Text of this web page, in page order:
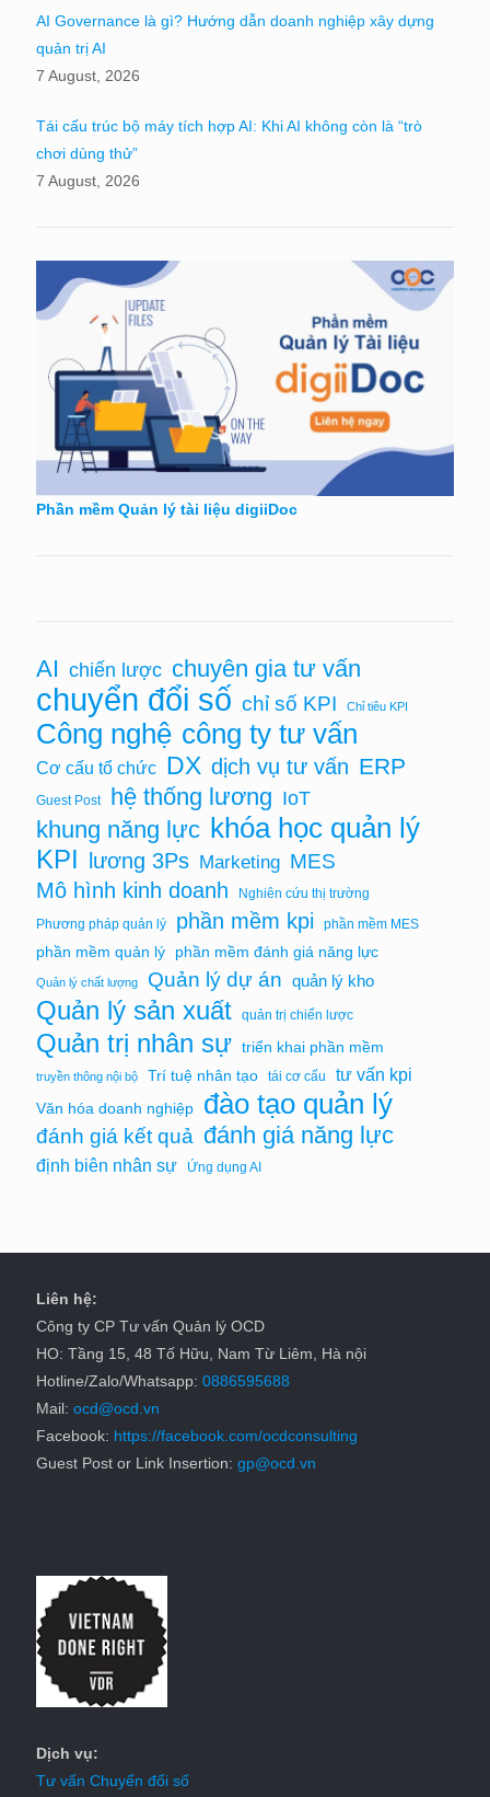
AI Governance là gì? Hướng dẫn doanh nghiệp xây dựng
quản trị AI
7 August, 2026
Tái cấu trúc bộ máy tích hợp AI: Khi AI không còn là “trò
chơi dùng thử”
7 August, 2026
Phần mềm Quản lý tài liệu digiiDoc
AI chiến lược chuyên gia tư vấn
chuyển đổi số chỉ số KPI Chỉ tiêu KPI
Công nghệ công ty tư vấn
Cơ cấu tổ chức DX dịch vụ tư vấn ERP
Guest Post hệ thống lương IoT
khung năng lực khóa học quản lý
KPI lương 3Ps Marketing MES
Mô hình kinh doanh
Nghiên cứu thị trường
Phương pháp quản lý
phần mềm kpi phần mềm MES
phần mềm quản lý phần mềm đánh giá năng lực
Quản lý chất lượng Quản lý dự án quản lý kho
Quản lý sản xuất quản trị chiến lược
Quản trị nhân sự triển khai phần mềm
truyền thông nội bộ Trí tuệ nhân tạo tái cơ cấu tư vấn kpi
Văn hóa doanh nghiệp đào tạo quản lý
đánh giá kết quả đánh giá năng lực
định biên nhân sự Ứng dụng AI
Liên hệ:
Công ty CP Tư vấn Quản lý OCD
HO: Tầng 15, 48 Tố Hữu, Nam Từ Liêm, Hà nội
Hotline/Zalo/Whatsapp: 0886595688
Mail: ocd@ocd.vn
Facebook: https://facebook.com/ocdconsulting
Guest Post or Link Insertion: gp@ocd.vn
Dịch vụ:
Tư vấn Chuyển đổi số